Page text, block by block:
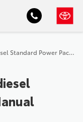
Power Pack Manual